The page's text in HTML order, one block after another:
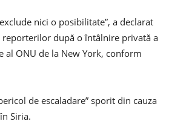
nici o posibilitate”, a declarat
reporterilor după o întâlnire privată a
al ONU de la New York, conform
de escaladare” sporit din cauza
Siria.